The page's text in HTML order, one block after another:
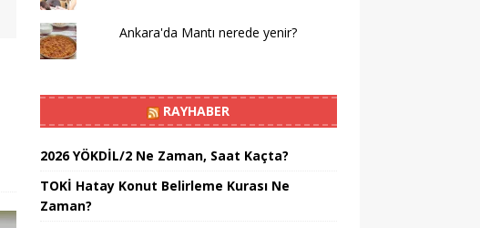
Ankara'da Mantı nerede yenir?
RAYHABER
2026 YÖKDİL/2 Ne Zaman, Saat Kaçta?
TOKİ Hatay Konut Belirleme Kurası Ne
Zaman?